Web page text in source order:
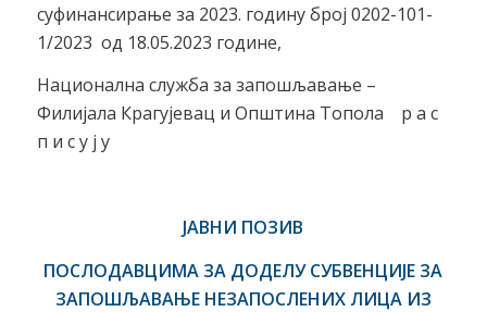
суфинансирање за 2023. годину број 0202-101-
1/2023 од 18.05.2023 године,
Национална служба за запошљавање –
Филијала Крагујевац и Општина Топола р а с
п и с у ј у
ЈАВНИ ПОЗИВ
ПОСЛОДАВЦИМА ЗА ДОДЕЛУ СУБВЕНЦИЈЕ ЗА
ЗАПОШЉАВАЊЕ НЕЗАПОСЛЕНИХ ЛИЦА ИЗ